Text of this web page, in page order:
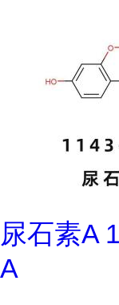
尿石素A
A